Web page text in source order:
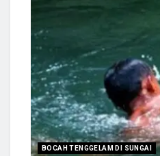
BOCAH TENGGELAM DI SUNGAI